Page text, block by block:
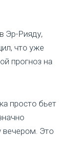
Эр-Рияду,
что уже
прогноз на
просто бьет
вечером. Это